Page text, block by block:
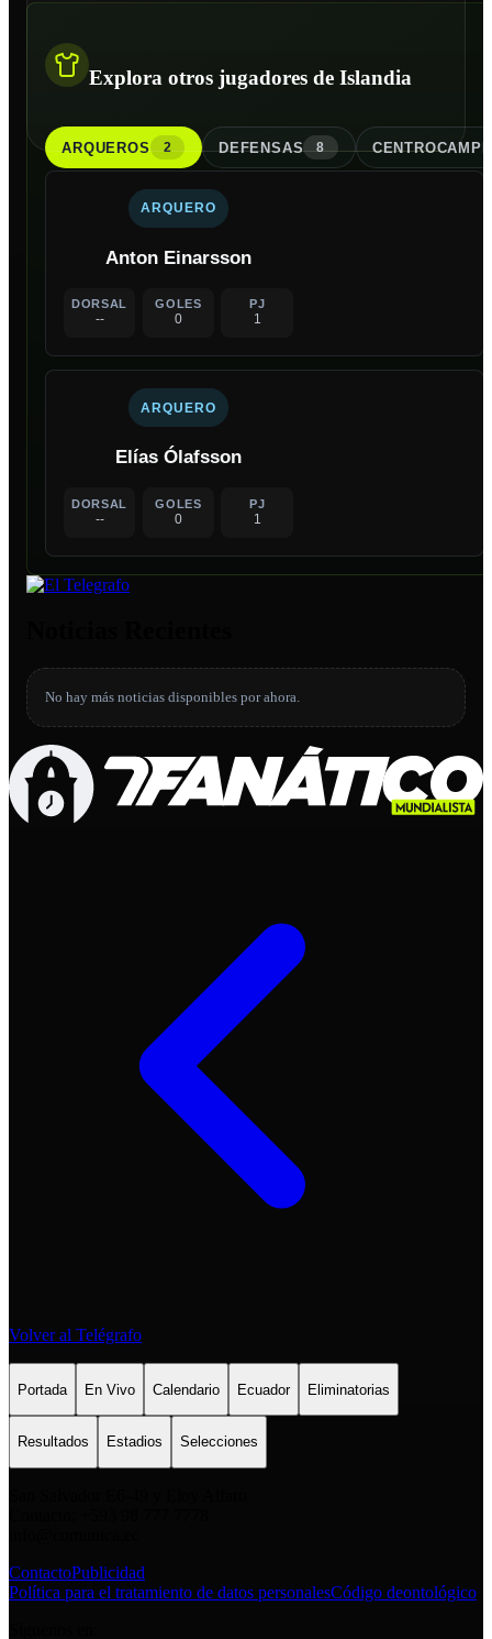
Explora otros jugadores de Islandia
ARQUEROS 2 DEFENSAS 8
ARQUERO
Anton Einarsson
DORSAL
--
GOLES
0
PJ
1
ARQUERO
Elías Ólafsson
DORSAL
--
GOLES
0
PJ
1
No hay más noticias disponibles por ahora.
Volver al Telégrafo
Portada En Vivo Calendario Ecuador Eliminatorias
Resultados Estadios Selecciones
ContactoPublicidad
Política para el tratamiento de datos personalesCódigo deontológico